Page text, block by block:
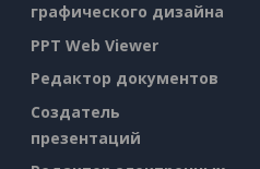
графического дизайна
PPT Web Viewer
Редактор документов
Создатель
презентаций